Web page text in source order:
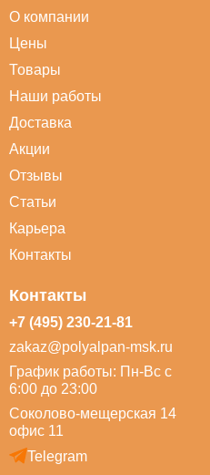
О компании
Цены
Товары
Наши работы
Доставка
Акции
Отзывы
Статьи
Карьера
Контакты
Контакты
+7 (495) 230-21-81
zakaz@polyalpan-msk.ru
График работы: Пн-Вс с
6:00 до 23:00
Соколово-мещерская 14
офис 11
Telegram